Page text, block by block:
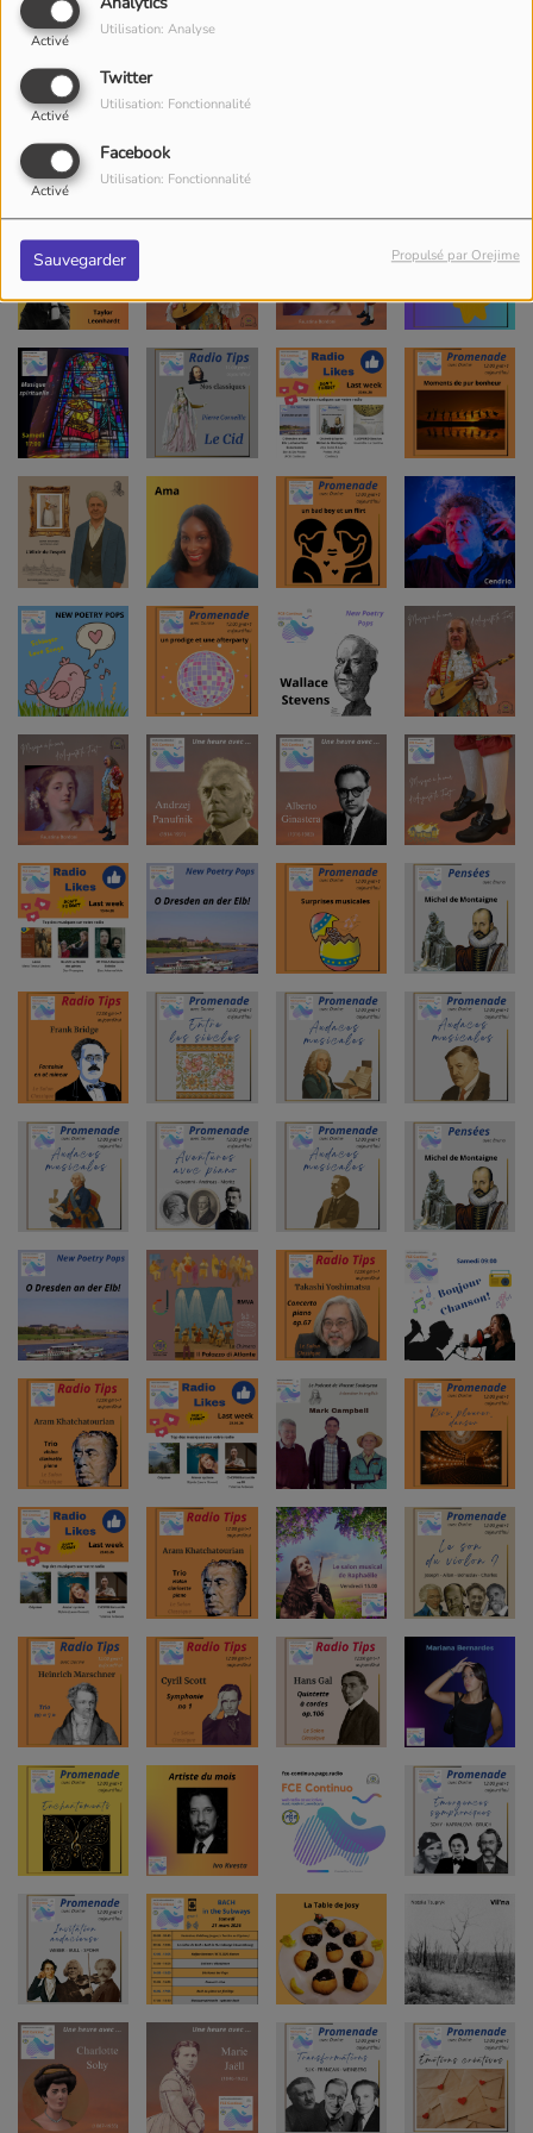
Activé
Utilisation: Analyse
Twitter
Activé
Utilisation: Fonctionnalité
Facebook
Activé
Utilisation: Fonctionnalité
Sauvegarder Propulsé par Orejime